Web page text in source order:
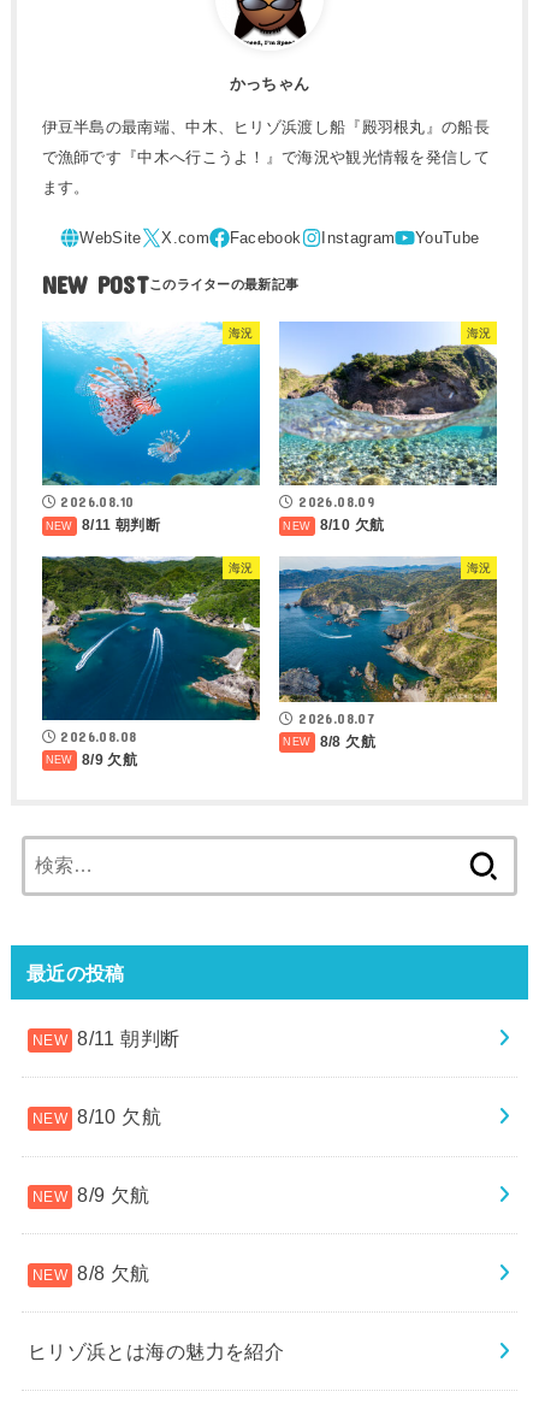
かっちゃん
伊豆半島の最南端、中木、ヒリゾ浜渡し船『殿羽根丸』の船長
で漁師です『中木へ行こうよ！』で海況や観光情報を発信して
ます。
NEW POST
海況
2026.08.10
8/11 朝判断
海況
2026.08.09
8/10 欠航
海況
2026.08.08
8/9 欠航
海況
2026.08.07
8/8 欠航
索:
最近の投稿
8/11 朝判断
8/10 欠航
8/9 欠航
8/8 欠航
ヒリゾ浜とは海の魅力を紹介